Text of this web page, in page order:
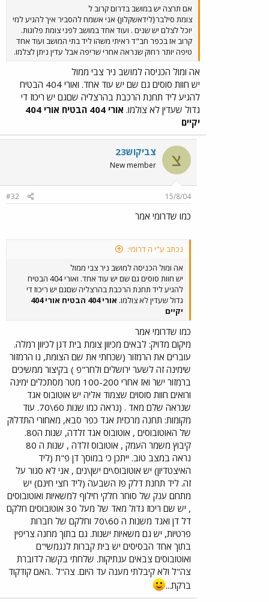
אם תרצה יש במושב בדרום קרוב ל
צומת סילבר{לידאשקלון} אני אשמח להסביר איך להגיע למי
יוכל לצלם יש שנים . ועוד אחד במושב לפני צומת פלוגות.
קרוב אז בכפר חב"ד ראיתי משהו ליד בתי המושב ועוד אחד
טיפה יותר רחוק שנראה אחרי שריפה אבל עדין ניתן לצלמו.
אה ומול הכניסה למושב ניר צבי ממול
יש חוות סוסים גם שם יש עוד אחד. ואורי 404 הבטיח
להגיע ליד תחנת הרכבת בהרצליה שםגם יש ריכוז די
גדול שעדין לא צולמו.
אורי 404 הבטיח אורי 404
יקיים
צ צביקוש23
New member
15/8/04
#32
כמו שדרומי אמר
נכתב ע"י ה דרומי:
אה ומול הכניסה למושב ניר צבי ממול
יש חוות סוסים גם שם יש עוד אחד. ואורי 404 הבטיח
להגיע ליד תחנת הרכבת בהרצליה שםגם יש ריכוז די
גדול שעדין לא צולמו.
אורי 404 הבטיח אורי 404
יקיים
כמו שדרומי אמר
מיקום מדויק: לבאים מכיוון צומת בית דגן לכיוון רמלה.
עוברים את הרמזור (שכחתי את שם הצומת, נו הרמזור
שימינה זה לשער ירושלים ולחר"פ ) בקיצור ממשיכים
ברמזור ישר ואז אחרי 100-200 מטר מסתכלים ימינה
ורואים חוות סוסוים שצמוד אליה יש אוטובוס אגד
שנראה שלם מאד . (נראה כמו שנות 60\70. עוד
מקומות: תחנה מרכזית אגד כפר סבא, מאחורי התדלוק
של האוטובוסים , אוטובוס אגד זלדה, שנות ה80.
קיבוץ משמר העמק , אוטובוס זלדה , שנות ה 80
נראה במצב טוב. ייתכן כי במוסך דן פ"ת (ליד
האיצטדיון) יש אוטובוס\ים ישן\נים , אני לא סגור על
זה. ליד תחנת דלק פז השבעה (ליד חצי חינם) יש
מתחם ענק של סוחר חלקי חילוף למשאיות ואוטובוסים
, יש שם ריכוז גדול מאד של מעל 30 אוטובוסים חלקם
דל דן ואגד משנות ה 60\70 וחלקם של חברות
פרטיות, יש גם משאיות ישנות. גם בתוך מחנה צריפין
בתוך אחד הבסיסים יש בית קברות לנגמשי"ם
ואוטובוסים צבאים ענתיקות. שלחתי בקשה לדוברת
צה"ל ולא קיבלתי מענה עד היום. צה"ל ..האם קודקוד
ברקת...